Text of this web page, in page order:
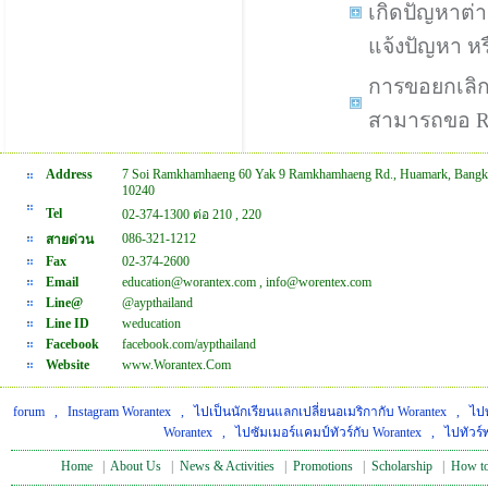
เกิดปัญหาต่
แจ้งปัญหา ห
การขอยกเ
สามารถขอ
Address
7 Soi Ramkhamhaeng 60 Yak 9 Ramkhamhaeng Rd., Huamark,
10240
Tel
02-374-1300 ต่อ 210 , 220
สายด่วน
086-321-1212
Fax
02-374-2600
Email
education@worantex.com , info@worentex.com
Line@
@aypthailand
Line ID
weducation
Facebook
facebook.com/aypthailand
Website
www.Worantex.Com
forum , Instagram Worantex , ไปเป็นนักเรียนแลกเปลี่ยนอเมริกากับ Worantex , ไป
Worantex, ไปซัมเมอร์แคมป์ทัวร์กับ Worantex, ไปทัวร์
Home About Us News & Activities Promotions Scholarship How